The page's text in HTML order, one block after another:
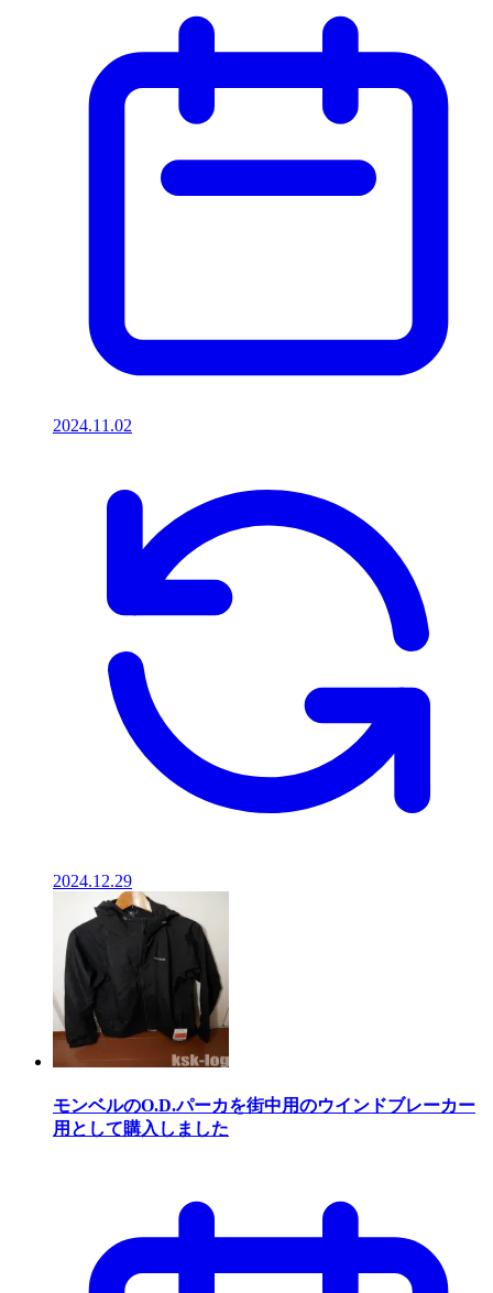
2024.11.02
2024.12.29
モンベルのO.D.パーカを街中用のウインドブレーカー
用として購入しました